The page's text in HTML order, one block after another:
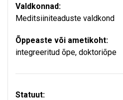
Valdkonnad:
Meditsiiniteaduste valdkond
Õppeaste või ametikoht:
integreeritud õpe, doktoriõpe
Statuut: